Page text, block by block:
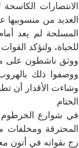
الانتصارات
العديد من
المسلحة لم يعد
للحياة، ولتؤكد
ووثق ناشطون على
ووصفوا ذلك بالهروب
وشاءت الأقدار أن
الختام
في شوارع الخرطوم
المحترقة ومخلفات
زج بقواته في أتون